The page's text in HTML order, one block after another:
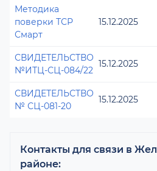
Методика
поверки ТСР
Смарт
15.12.2025
СВИДЕТЕЛЬСТВО
№ИТЦ-СЦ-084/22
15.12.2025
СВИДЕТЕЛЬСТВО
№ СЦ-081-20
15.12.2025
Контакты для связи в
районе: